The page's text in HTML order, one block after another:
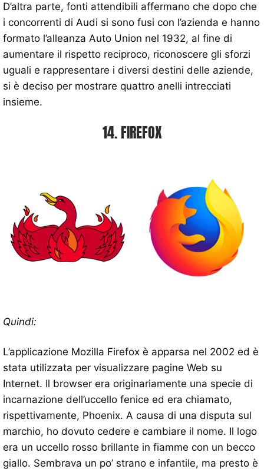
D’altra parte, fonti attendibili affermano che dopo che
i concorrenti di Audi si sono fusi con l’azienda e hanno
formato l’alleanza Auto Union nel 1932, al fine di
aumentare il rispetto reciproco, riconoscere gli sforzi
uguali e rappresentare i diversi destini delle aziende,
si è deciso per mostrare quattro anelli intrecciati
insieme.
14. FIREFOX
Quindi:
L’applicazione Mozilla Firefox è apparsa nel 2002 ed è
stata utilizzata per visualizzare pagine Web su
Internet. Il browser era originariamente una specie di
incarnazione dell’uccello fenice ed era chiamato,
rispettivamente, Phoenix. A causa di una disputa sul
marchio, ho dovuto cedere e cambiare il nome. Il logo
era un uccello rosso brillante in fiamme con un becco
giallo. Sembrava un po’ strano e infantile, ma presto è